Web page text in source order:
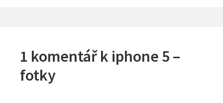
1 komentář k iphone 5 –
fotky